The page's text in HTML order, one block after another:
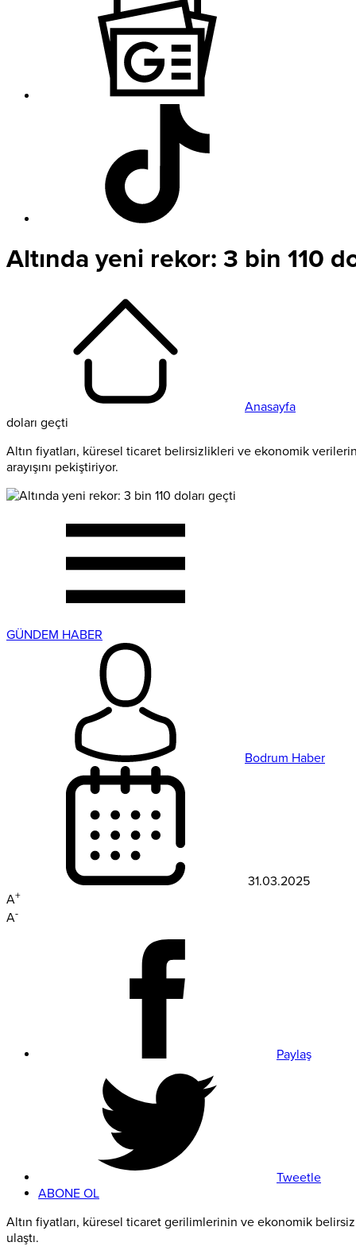
Altında yeni rekor: 3 bin 110
Anasayfa
doları geçti
Altın fiyatları, küresel ticaret belirsizlikleri ve ekonomik verilerin
arayışını pekiştiriyor.
GÜNDEM HABER
Bodrum Haber
31.03.2025
A+
A-
Paylaş
Tweetle
ABONE OL
Altın fiyatları, küresel ticaret gerilimlerinin ve ekonomik
ulaştı.